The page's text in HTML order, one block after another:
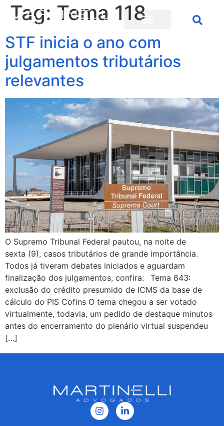
Tag: Tema 118
STF inicia o ano com
julgamentos tributários
relevantes
O Supremo Tribunal Federal pautou, na noite de
sexta (9), casos tributários de grande importância.
Todos já tiveram debates iniciados e aguardam
finalização dos julgamentos, confira: Tema 843:
exclusão do crédito presumido de ICMS da base de
cálculo do PIS Cofins O tema chegou a ser votado
virtualmente, todavia, um pedido de destaque minutos
antes do encerramento do plenário virtual suspendeu
[…]